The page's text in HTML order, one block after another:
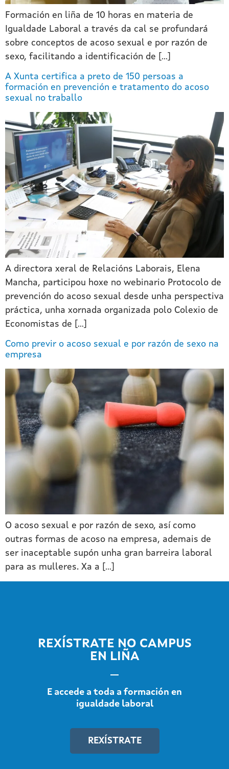
Formación en liña de 10 horas en materia de
Igualdade Laboral a través da cal se profundará
sobre conceptos de acoso sexual e por razón de
sexo, facilitando a identificación de […]
A Xunta certifica a preto de 150 persoas a
formación en prevención e tratamento do acoso
sexual no traballo
A directora xeral de Relacións Laborais, Elena
Mancha, participou hoxe no webinario Protocolo de
prevención do acoso sexual desde unha perspectiva
práctica, unha xornada organizada polo Colexio de
Economistas de […]
Como previr o acoso sexual e por razón de sexo na
empresa
O acoso sexual e por razón de sexo, así como
outras formas de acoso na empresa, ademais de
ser inaceptable supón unha gran barreira laboral
para as mulleres. Xa a […]
REXÍSTRATE NO CAMPUS
EN LIÑA
E accede a toda a formación en
igualdade laboral
REXÍSTRATE